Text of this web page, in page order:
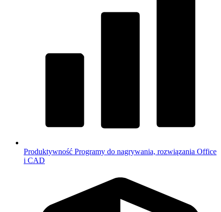
Produktywność Programy do nagrywania, rozwiązania Office
i CAD